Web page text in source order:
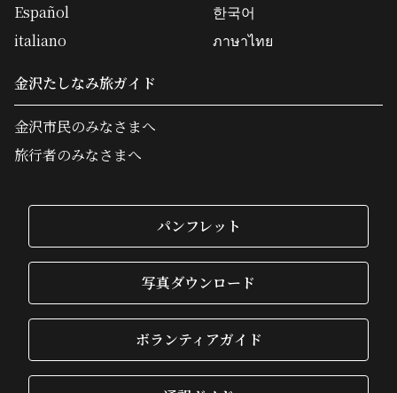
Español
italiano
한국어
ภาษาไทย
金沢たしなみ旅ガイド
金沢市民のみなさまへ
旅行者のみなさまへ
パンフレット
写真ダウンロード
ボランティアガイド